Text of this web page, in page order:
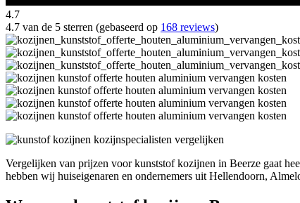
4.7
4.7 van de 5 sterren (gebaseerd op 168 reviews)
Vergelijken van prijzen voor kunststof kozijnen in Beerze gaat
hebben wij huiseigenaren en ondernemers uit Hellendoorn,